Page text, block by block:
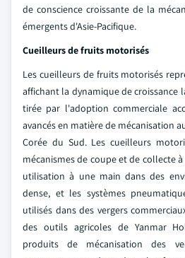
de conscience croissante de la
émergents d'Asie-Pacifique.
Cueilleurs de fruits motorisés
Les cueilleurs de fruits motorisés
affichant la dynamique de croissance
tirée par l'adoption commerciale
avancés en matière de mécanisation
Corée du Sud. Les cueilleurs
mécanismes de coupe et de collecte
utilisation à une main dans des
dense, et les systèmes
utilisés dans des vergers
des outils agricoles de Yanmar
produits de mécanisation des